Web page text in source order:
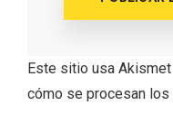
Este sitio usa
cómo se procesan